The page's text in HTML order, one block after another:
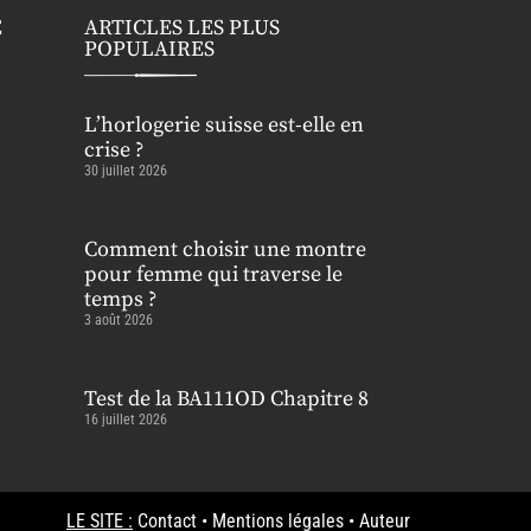
ARTICLES LES PLUS
POPULAIRES
L’horlogerie suisse est-elle en
crise ?
30 juillet 2026
Comment choisir une montre
pour femme qui traverse le
temps ?
3 août 2026
Test de la BA111OD Chapitre 8
16 juillet 2026
LE SITE : Contact • Mentions légales • Auteur